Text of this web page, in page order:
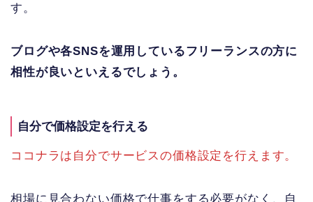
す。
ブログや各SNSを運用しているフリーランスの方に
相性が良いといえるでしょう。
自分で価格設定を行える
ココナラは自分でサービスの価格設定を行えます。
相場に見合わない価格で仕事をする必要がなく、自